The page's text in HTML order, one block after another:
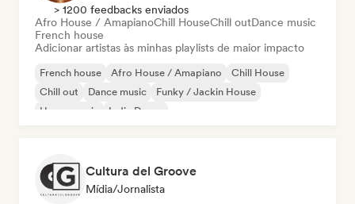
> 1200 feedbacks enviados
Afro House / AmapianoChill HouseChill outDance music
French house
Adicionar artistas às minhas playlists de maior impacto
French house Afro House / Amapiano
Chill House
Chill out
Dance music
Funky / Jackin House
House music
Indie Dance
Cultura del Groove
Mídia/Jornalista